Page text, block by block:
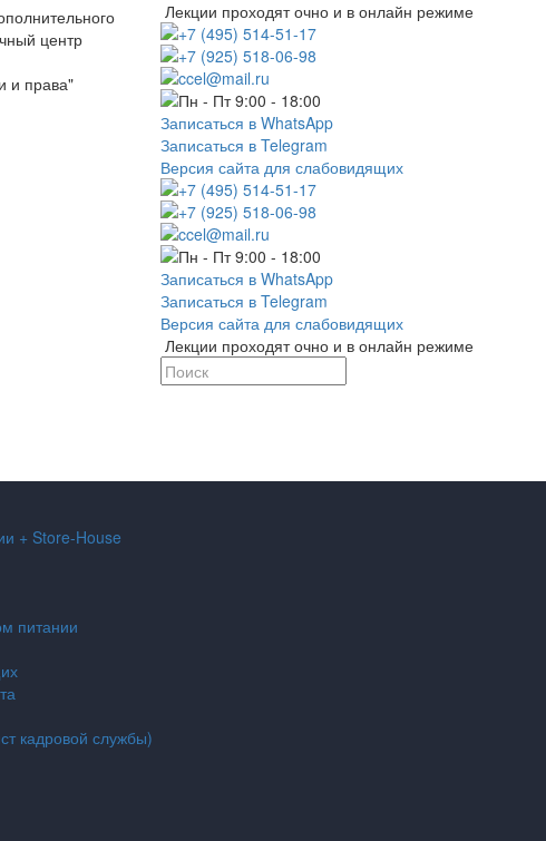
центр
и права"
Лекции проходят очно и в онлайн режиме
+7 (495) 514-51-17
+7 (925) 518-06-98
ccel@mail.ru
Пн - Пт 9:00 - 18:00
Записаться в WhatsApp
Записаться в Telegram
Версия сайта для слабовидящих
+7 (495) 514-51-17
+7 (925) 518-06-98
ccel@mail.ru
Пн - Пт 9:00 - 18:00
Записаться в WhatsApp
Записаться в Telegram
Версия сайта для слабовидящих
Лекции проходят очно и в онлайн режиме
+ Store-House
питании
кадровой службы)